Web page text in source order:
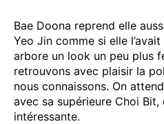
Bae Doona reprend elle
Yeo Jin comme si elle
arbore un look un peu plus
retrouvons avec plaisir la
nous connaissons. On
avec sa supérieure Choi
intéressante.